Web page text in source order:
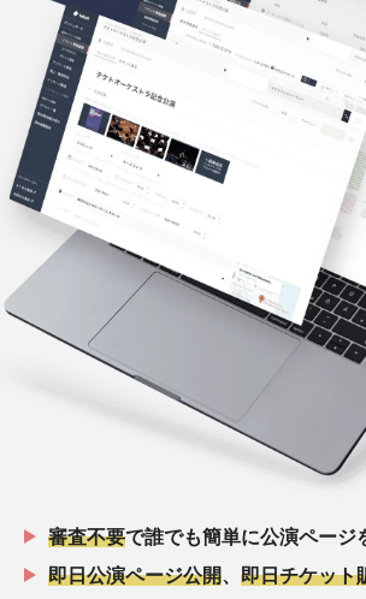
審査不要で誰でも簡単に公演ページ
即日公演ページ公開
即日チケット